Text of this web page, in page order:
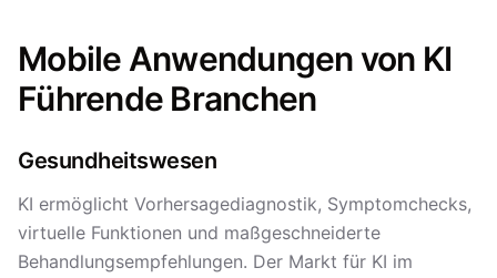
Mobile Anwendungen von KI
Führende Branchen
Gesundheitswesen
KI ermöglicht Vorhersagediagnostik, Symptomchecks,
virtuelle Funktionen und maßgeschneiderte
Behandlungsempfehlungen. Der Markt für KI im